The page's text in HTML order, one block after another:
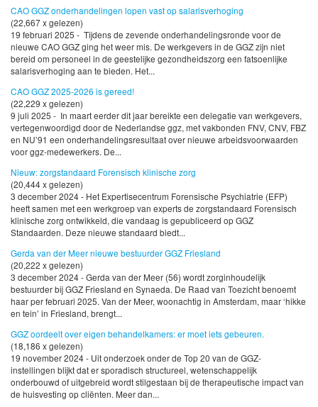
CAO GGZ onderhandelingen lopen vast op salarisverhoging
(22,667 x gelezen)
19 februari 2025 - Tijdens de zevende onderhandelingsronde voor de
nieuwe CAO GGZ ging het weer mis. De werkgevers in de GGZ zijn niet
bereid om personeel in de geestelijke gezondheidszorg een fatsoenlijke
salarisverhoging aan te bieden. Het...
CAO GGZ 2025-2026 is gereed!
(22,229 x gelezen)
9 juli 2025 - In maart eerder dit jaar bereikte een delegatie van werkgevers,
vertegenwoordigd door de Nederlandse ggz, met vakbonden FNV, CNV, FBZ
en NU’91 een onderhandelingsresultaat over nieuwe arbeidsvoorwaarden
voor ggz-medewerkers. De...
Nieuw: zorgstandaard Forensisch klinische zorg
(20,444 x gelezen)
3 december 2024 - Het Expertisecentrum Forensische Psychiatrie (EFP)
heeft samen met een werkgroep van experts de zorgstandaard Forensisch
klinische zorg ontwikkeld, die vandaag is gepubliceerd op GGZ
Standaarden. Deze nieuwe standaard biedt...
Gerda van der Meer nieuwe bestuurder GGZ Friesland
(20,222 x gelezen)
3 december 2024 - Gerda van der Meer (56) wordt zorginhoudelijk
bestuurder bij GGZ Friesland en Synaeda. De Raad van Toezicht benoemt
haar per februari 2025. Van der Meer, woonachtig in Amsterdam, maar ‘hikke
en tein’ in Friesland, brengt...
GGZ oordeelt over eigen behandelkamers: er moet iets gebeuren.
(18,186 x gelezen)
19 november 2024 - Uit onderzoek onder de Top 20 van de GGZ-
instellingen blijkt dat er sporadisch structureel, wetenschappelijk
onderbouwd of uitgebreid wordt stilgestaan bij de therapeutische impact van
de huisvesting op cliënten. Meer dan...